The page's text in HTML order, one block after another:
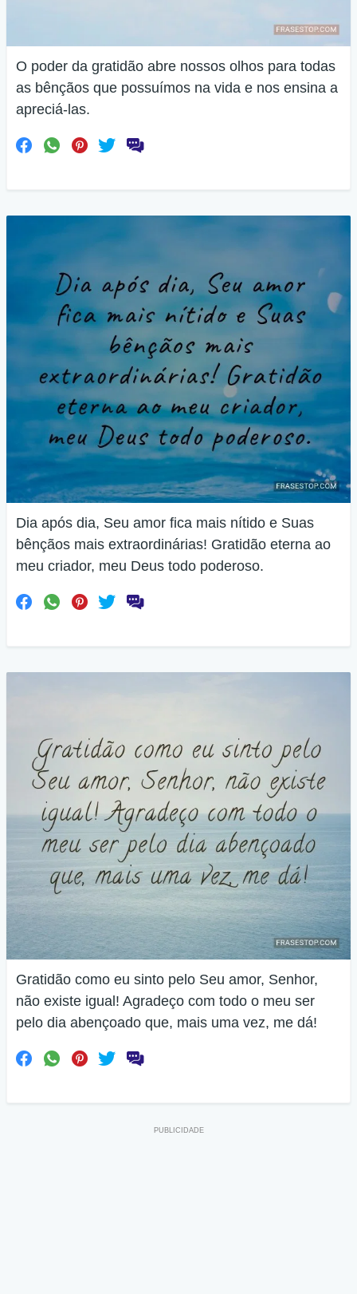
O poder da gratidão abre nossos olhos para todas
as bênçãos que possuímos na vida e nos ensina a
apreciá-las.
Dia após dia, Seu amor fica mais nítido e Suas
bênçãos mais extraordinárias! Gratidão eterna ao
meu criador, meu Deus todo poderoso.
Gratidão como eu sinto pelo Seu amor, Senhor,
não existe igual! Agradeço com todo o meu ser
pelo dia abençoado que, mais uma vez, me dá!